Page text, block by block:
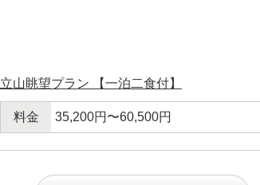
立山眺望プラン 【一泊二食付】
料金 35,200円〜60,500円